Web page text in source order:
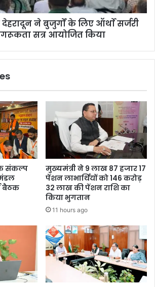
ने बुजुर्गों के लिए ऑर्थाे सर्जरी
सत्र आयोजित किया
के संकल्प
बैठक
मुख्यमंत्री ने 9 लाख 87 हजार 17
पेंशन लाभार्थियों को 146 करोड़
32 लाख की पेंशन राशि का
किया भुगतान
11 hours ago